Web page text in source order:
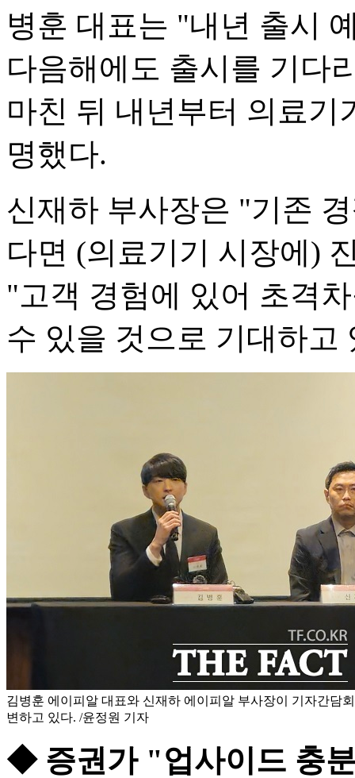
병훈 대표는 "내년 출시
다음해에도 출시를 기다
마친 뒤 내년부터 의료기
명했다.
신재하 부사장은 "기존
다면 (의료기기 시장에)
"고객 경험에 있어 초격
수 있을 것으로 기대하고
김병훈 에이피알 대표와 신재하 에이피알 부사장이 기자간담
변하고 있다. /윤정원 기자
◆ 증권가 "업사이드 충